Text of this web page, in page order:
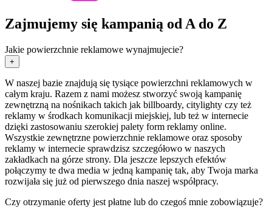
Zajmujemy się kampanią od A do Z
Jakie powierzchnie reklamowe wynajmujecie?
+
W naszej bazie znajdują się tysiące powierzchni reklamowych w
całym kraju. Razem z nami możesz stworzyć swoją kampanię
zewnętrzną na nośnikach takich jak billboardy, citylighty czy też
reklamy w środkach komunikacji miejskiej, lub też w internecie
dzięki zastosowaniu szerokiej palety form reklamy online.
Wszystkie zewnętrzne powierzchnie reklamowe oraz sposoby
reklamy w internecie sprawdzisz szczegółowo w naszych
zakładkach na górze strony. Dla jeszcze lepszych efektów
połączymy te dwa media w jedną kampanię tak, aby Twoja marka
rozwijała się już od pierwszego dnia naszej współpracy.
Czy otrzymanie oferty jest płatne lub do czegoś mnie zobowiązuje?